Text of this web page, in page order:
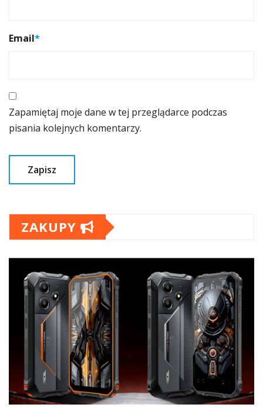
Email*
Zapamiętaj moje dane w tej przeglądarce podczas
pisania kolejnych komentarzy.
ZAKUPY